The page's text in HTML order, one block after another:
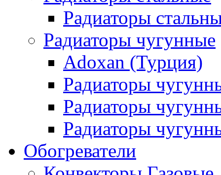
Радиаторы
Радиаторы чугунные
Adoxan (Турция)
Радиаторы
Радиаторы
Радиаторы
Обогреватели